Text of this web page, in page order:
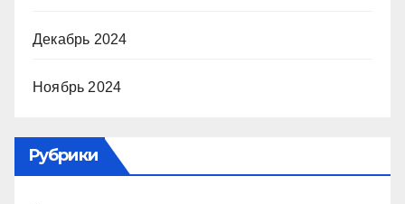
Декабрь 2024
Ноябрь 2024
Рубрики